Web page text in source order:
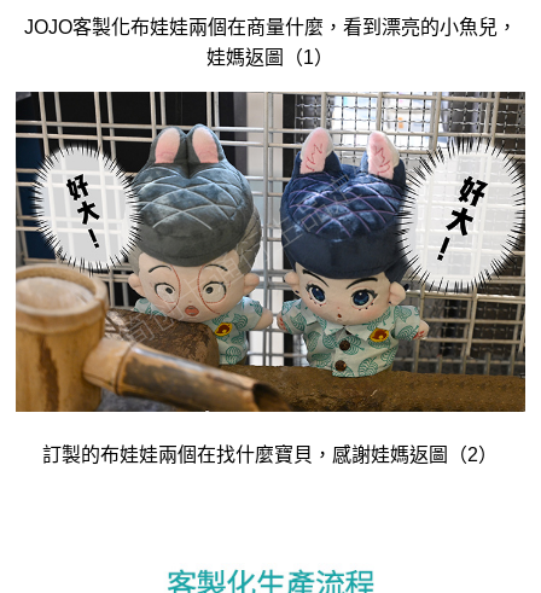
JOJO客製化布娃娃兩個在商量什麼，看到漂亮的小魚兒，
娃媽返圖（1）
訂製的布娃娃兩個在找什麼寶貝，感謝娃媽返圖（2）